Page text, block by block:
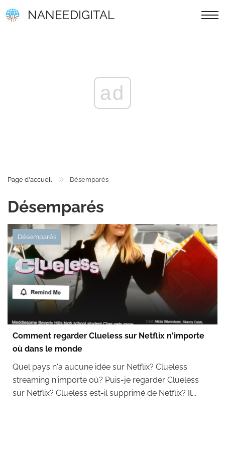
NANEEDIGITAL
ad
Page d'accueil Désemparés
Désemparés
Désemparés
Comment regarder Clueless sur Netflix n'importe
où dans le monde
Quel pays n'a aucune idée sur Netflix? Clueless
streaming n'importe où? Puis-je regarder Clueless
sur Netflix? Clueless est-il supprimé de Netflix? Il...